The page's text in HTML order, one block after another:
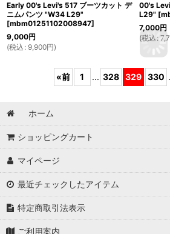
Early 00's Levi's 517 ブーツカット デ
ニムパンツ "W34 L29"
[mbm01251102008947]
9,000円
(税込 : 9,900円)
00's
L29" [
7,000円
(税込 :
«前 1 ... 328 329 330
ホーム
ショッピングカート
マイページ
最近チェックしたアイテム
特定商取引法表示
ご利用案内